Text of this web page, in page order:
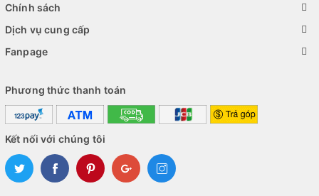
Chính sách
Dịch vụ cung cấp
Fanpage
Phương thức thanh toán
Kết nối với chúng tôi